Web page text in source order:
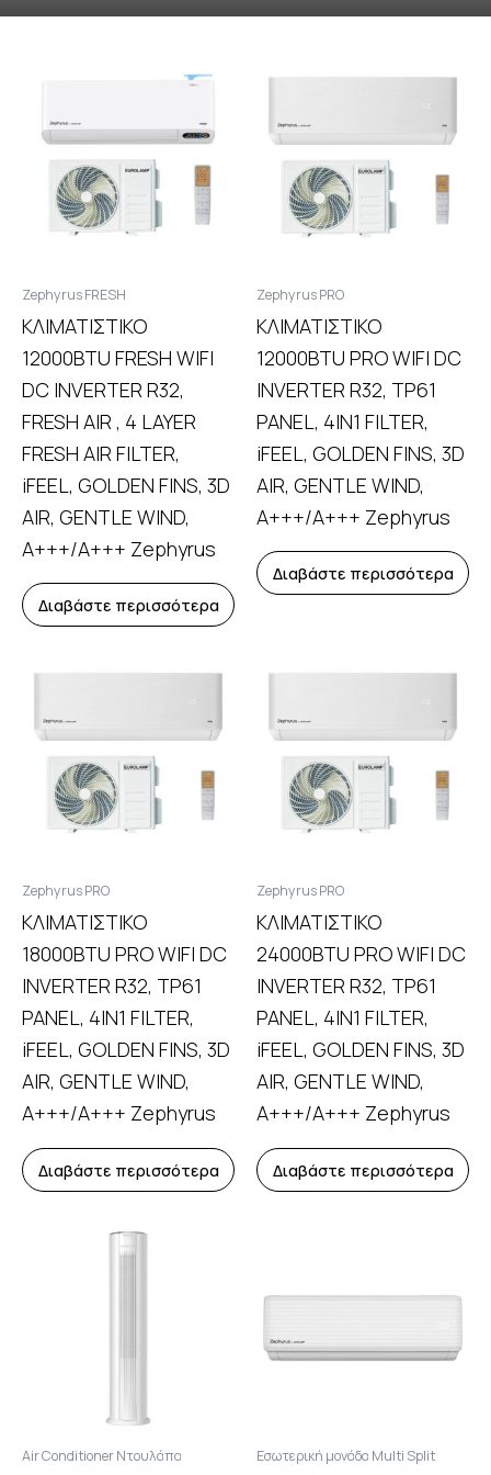
Ζephyrus FRESH
ΚΛΙΜΑΤΙΣΤΙΚΟ
12000BTU FRESH WIFI
DC INVERTER R32,
FRESH AIR , 4 LAYER
FRESH AIR FILTER,
iFEEL, GOLDEN FINS, 3D
AIR, GENTLE WIND,
A+++/A+++ Zephyrus
Διαβάστε περισσότερα
Ζephyrus PRO
ΚΛΙΜΑΤΙΣΤΙΚΟ
12000BTU PRO WIFI DC
INVERTER R32, TP61
PANEL, 4IN1 FILTER,
iFEEL, GOLDEN FINS, 3D
AIR, GENTLE WIND,
A+++/A+++ Zephyrus
Διαβάστε περισσότερα
Ζephyrus PRO
ΚΛΙΜΑΤΙΣΤΙΚΟ
18000BTU PRO WIFI DC
INVERTER R32, TP61
PANEL, 4IN1 FILTER,
iFEEL, GOLDEN FINS, 3D
AIR, GENTLE WIND,
A+++/A+++ Zephyrus
Διαβάστε περισσότερα
Ζephyrus PRO
ΚΛΙΜΑΤΙΣΤΙΚΟ
24000BTU PRO WIFI DC
INVERTER R32, TP61
PANEL, 4IN1 FILTER,
iFEEL, GOLDEN FINS, 3D
AIR, GENTLE WIND,
A+++/A+++ Zephyrus
Διαβάστε περισσότερα
Air Conditioner Ντουλάπα Εσωτερική μονάδα Multi Split